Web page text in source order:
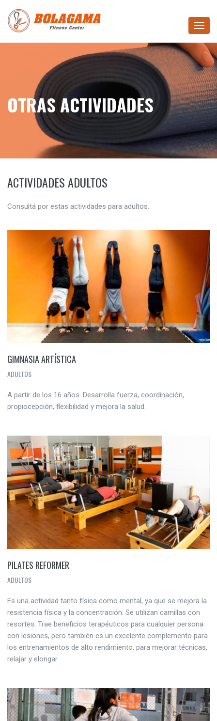
Toggle
OTRAS ACTIVIDADES
ACTIVIDADES ADULTOS
Consultá por estas actividades para adultos.
GIMNASIA ARTÍSTICA
ADULTOS
A partir de los 16 años. Desarrolla fuerza, coordinación,
propiocepción, flexibilidad y mejora la salud.
PILATES REFORMER
ADULTOS
Es una actividad tanto física como mental, ya que se mejora la
resistencia física y la concentración. Se utilizan camillas con
resortes. Trae beneficios terapéuticos para cualquier persona
con lesiones, pero también es un excelente complemento para
los entrenamientos de alto rendimiento, para mejorar técnicas,
relajar y elongar.